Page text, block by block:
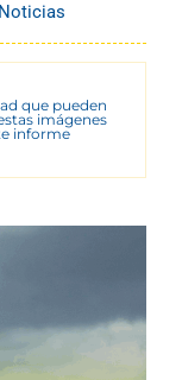
que pueden
imágenes
informe